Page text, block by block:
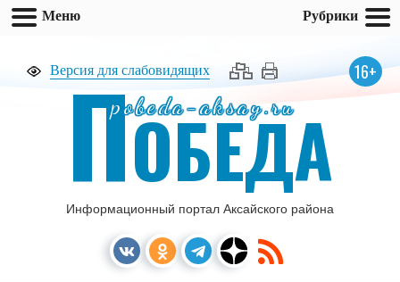
Версия для слабовидящих 16+
pobeda-aksay.ru
ПОБЕДА
Информационный портал Аксайского района
Меню Рубрики